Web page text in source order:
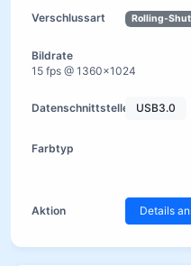
Rolling-
15 fps @ 1360×1024
USB3.0
Details